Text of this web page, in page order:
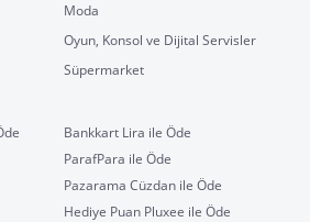
Moda
Oyun, Konsol ve Dijital Servisler
Süpermarket
Bankkart Lira ile Öde
ParafPara ile Öde
Pazarama Cüzdan ile Öde
Hediye Puan Pluxee ile Öde